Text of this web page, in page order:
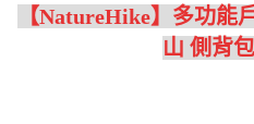
【NatureHike】多功能
山 側背